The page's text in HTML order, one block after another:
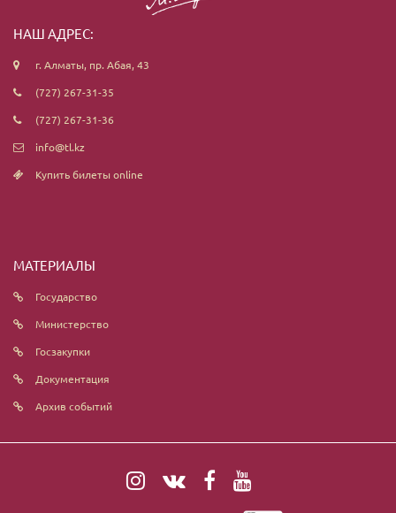
НАШ АДРЕС:
г. Алматы, пр. Абая, 43
(727) 267-31-35
(727) 267-31-36
info@tl.kz
Купить билеты online
МАТЕРИАЛЫ
Государство
Министерство
Госзакупки
Документация
Архив событий